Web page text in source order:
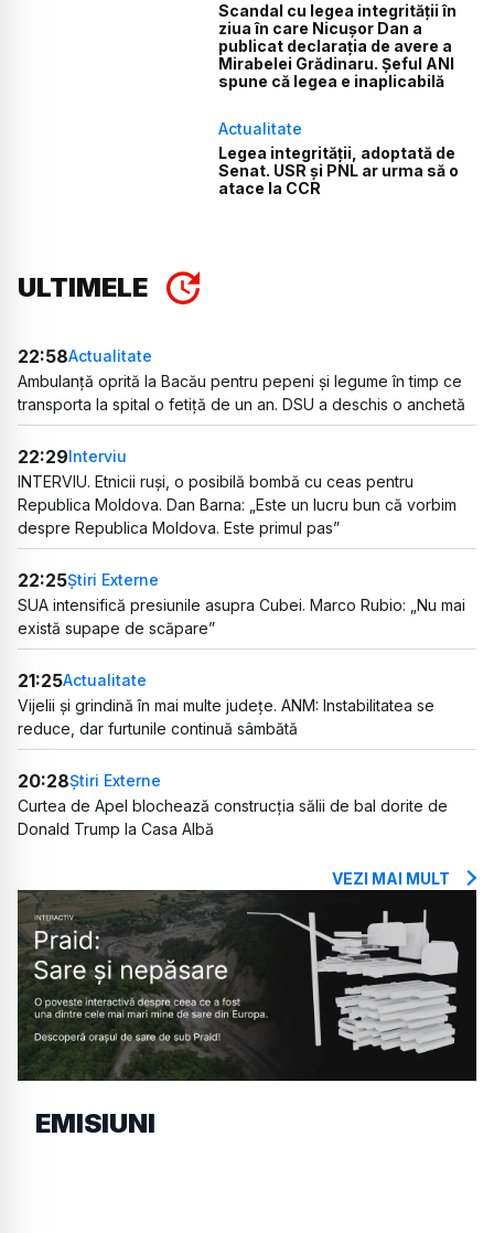
Scandal cu legea integrității în
ziua în care Nicușor Dan a
publicat declarația de avere a
Mirabelei Grădinaru. Șeful ANI
spune că legea e inaplicabilă
Actualitate
Legea integrității, adoptată de
Senat. USR și PNL ar urma să o
atace la CCR
ULTIMELE
22:58Actualitate
Ambulanță oprită la Bacău pentru pepeni și legume în timp ce
transporta la spital o fetiță de un an. DSU a deschis o anchetă
22:29Interviu
INTERVIU. Etnicii ruși, o posibilă bombă cu ceas pentru
Republica Moldova. Dan Barna: „Este un lucru bun că vorbim
despre Republica Moldova. Este primul pas”
22:25Știri Externe
SUA intensifică presiunile asupra Cubei. Marco Rubio: „Nu mai
există supape de scăpare”
21:25Actualitate
Vijelii și grindină în mai multe județe. ANM: Instabilitatea se
reduce, dar furtunile continuă sâmbătă
20:28Știri Externe
Curtea de Apel blochează construcția sălii de bal dorite de
Donald Trump la Casa Albă
VEZI MAI MULT
EMISIUNI